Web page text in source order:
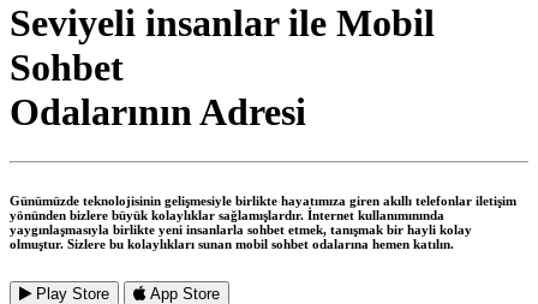
Seviyeli insanlar ile Mobil
Sohbet
Odalarının Adresi
Günümüzde teknolojisinin gelişmesiyle birlikte hayatımıza giren akıllı telefonlar iletişim
yönünden bizlere büyük kolaylıklar sağlamışlardır. İnternet kullanımınında
yaygınlaşmasıyla birlikte yeni insanlarla sohbet etmek, tanışmak bir hayli kolay
olmuştur. Sizlere bu kolaylıkları sunan mobil sohbet odalarına hemen katılın.
Play Store App Store